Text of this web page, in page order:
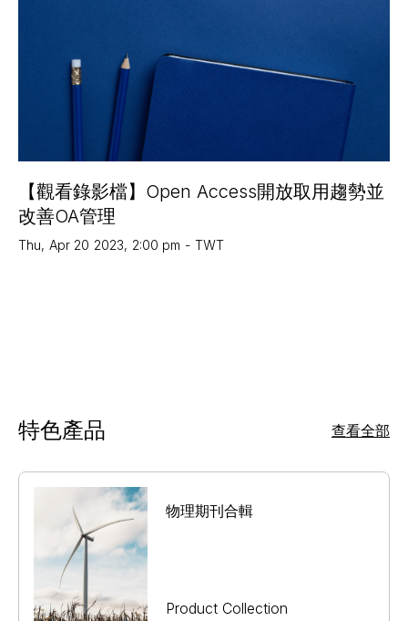
【觀看錄影檔】Open Access開放取用趨勢並
改善OA管理
Thu, Apr 20 2023, 2:00 pm - TWT
特色產品 查看全部
物理期刊合輯
Product Collection